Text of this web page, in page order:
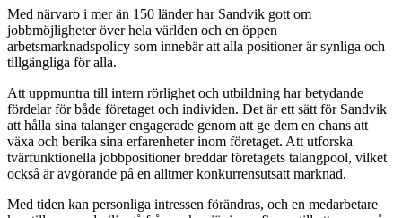
Med närvaro i mer än 150 länder har Sandvik gott om
jobbmöjligheter över hela världen och en öppen
arbetsmarknadspolicy som innebär att alla positioner är synliga och
tillgängliga för alla.
Att uppmuntra till intern rörlighet och utbildning har betydande
fördelar för både företaget och individen. Det är ett sätt för Sandvik
att hålla sina talanger engagerade genom att ge dem en chans att
växa och berika sina erfarenheter inom företaget. Att utforska
tvärfunktionella jobbpositioner breddar företagets talangpool, vilket
också är avgörande på en alltmer konkurrensutsatt marknad.
Med tiden kan personliga intressen förändras, och en medarbetare